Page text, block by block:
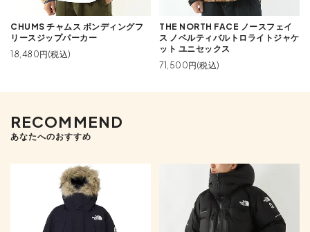
CHUMS チャムス ボンディングフ
リースジップパーカー
18,480円(税込)
THE NORTH FACE ノースフェイ
ス ノベルティバルトロライトジャケ
ット ユニセックス
71,500円(税込)
RECOMMEND
あなたへのおすすめ